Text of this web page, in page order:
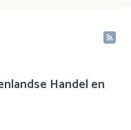
Handel en